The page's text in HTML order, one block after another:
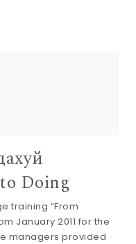
Doing
training “From
January 2011 for the
managers provided